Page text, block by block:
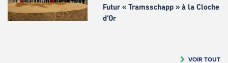
Futur « Tramsschapp » à la Cloche
d’Or
VOIR TOUT